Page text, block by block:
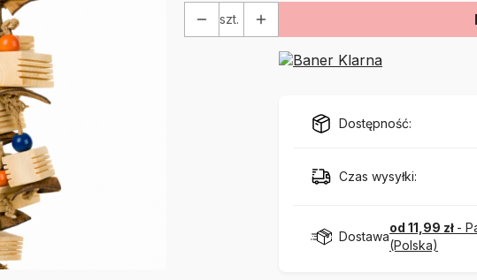
szt.
Dostępność:
Czas wysyłki:
Dostawa
od 11,99 zł -
(Polska)